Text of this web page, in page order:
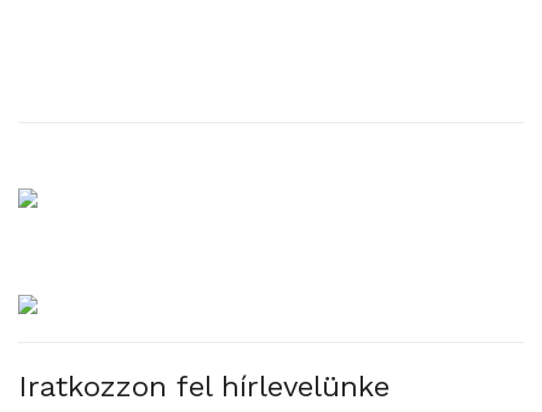
Iratkozzon fel hírlevelünke